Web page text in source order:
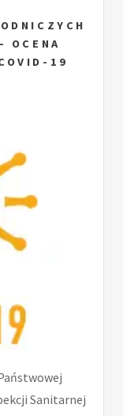
OCENA
19
Sanitarnej